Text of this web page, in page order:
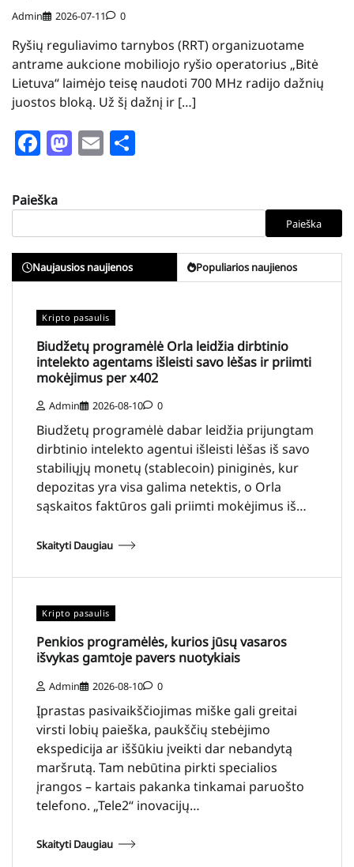
Admin 2026-07-11 0
Ryšių reguliavimo tarnybos (RRT) organizuotame
antrame aukcione mobiliojo ryšio operatorius „Bitė
Lietuva“ laimėjo teisę naudoti 700 MHz radijo dažnių
juostos bloką. Už šį dažnį ir […]
Facebook
Mastodon
Email
Paieška
Paieška
Naujausios naujienos Populiarios naujienos
Kripto pasaulis
Biudžetų programėlė Orla leidžia dirbtinio
intelekto agentams išleisti savo lėšas ir priimti
mokėjimus per x402
Admin 2026-08-10 0
Biudžetų programėlė dabar leidžia prijungtam
dirbtinio intelekto agentui išleisti lėšas iš savo
stabiliųjų monetų (stablecoin) piniginės, kur
depozitas yra visa galima netektis, o Orla
sąskaitos faktūros gali priimti mokėjimus iš…
Skaityti Daugiau
Kripto pasaulis
Penkios programėlės, kurios jūsų vasaros
išvykas gamtoje pavers nuotykiais
Admin 2026-08-10 0
Įprastas pasivaikščiojimas miške gali greitai
virsti lobių paieška, paukščių stebėjimo
ekspedicija ar iššūkiu įveikti dar nebandytą
maršrutą. Tam nebūtina pirkti specialios
įrangos – kartais pakanka tinkamai paruošto
telefono. „Tele2“ inovacijų…
Skaityti Daugiau